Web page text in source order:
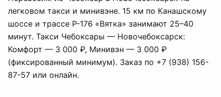
легковом такси и минивэне. 15 км по Канашскому
шоссе и трассе Р-176 «Вятка» занимают 25–40
минут. Такси Чебоксары — Новочебоксарск:
Комфорт — 3 000 ₽, Минивэн — 3 000 ₽
(фиксированный минимум). Заказ по +7 (938) 156-
87-57 или онлайн.